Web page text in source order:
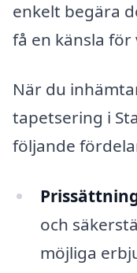
enkelt begära
få en känsla
När du
tapetsering i
följande
och
möjliga